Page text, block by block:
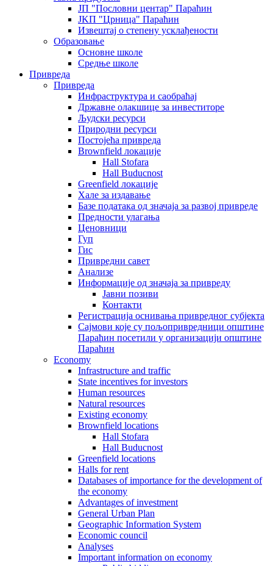
ЈП "Пословни центар" Параћин
ЈKП "Црница" Параћин
Извештај о степену усклађености
Образовање
Основне школе
Средње школе
Привреда
Привреда
Инфраструктура и саобраћај
Државне олакшице за инвеститоре
Људски ресурси
Природни ресурси
Постојећа привреда
Brownfield локације
Hall Stofara
Hall Buducnost
Greenfield локације
Хале за издавање
Базе података од значаја за развој привреде
Предности улагања
Ценовници
Гуп
Гис
Привредни савет
Aнализе
Информације од значаја за привреду
Јавни позиви
Контакти
Регистрација оснивања привредног субјекта
Сајмови које су пољопривредници општине
Параћин посетили у организацији општине
Параћин
Economy
Infrastructure and traffic
State incentives for investors
Human resources
Natural resources
Existing economy
Brownfield locations
Hall Stofara
Hall Buducnost
Greenfield locations
Halls for rent
Databases of importance for the development of
the economy
Advantages of investment
General Urban Plan
Geographic Information System
Еconomic council
Analyses
Important information on economy